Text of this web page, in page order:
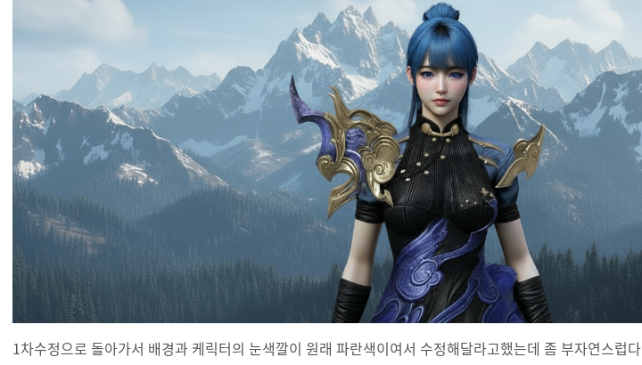
1차수정으로 돌아가서 배경과 케릭터의 눈색깔이 원래 파란색이여서 수정해달라고했는데 좀 부자연스럽다